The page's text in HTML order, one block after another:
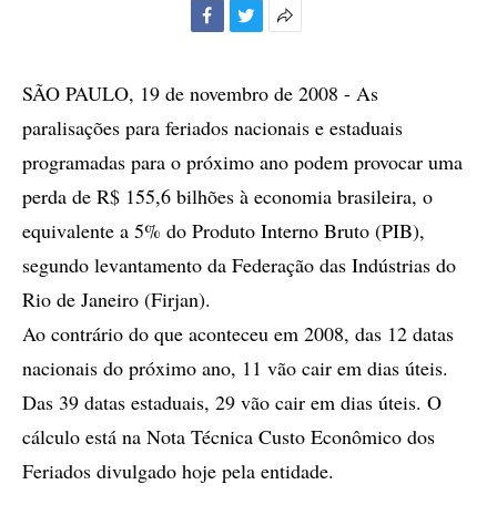
compartilhamento
SÃO PAULO, 19 de novembro de 2008 - As
paralisações para feriados nacionais e estaduais
programadas para o próximo ano podem provocar uma
perda de R$ 155,6 bilhões à economia brasileira, o
equivalente a 5% do Produto Interno Bruto (PIB),
segundo levantamento da Federação das Indústrias do
Rio de Janeiro (Firjan).
Ao contrário do que aconteceu em 2008, das 12 datas
nacionais do próximo ano, 11 vão cair em dias úteis.
Das 39 datas estaduais, 29 vão cair em dias úteis. O
cálculo está na Nota Técnica Custo Econômico dos
Feriados divulgado hoje pela entidade.